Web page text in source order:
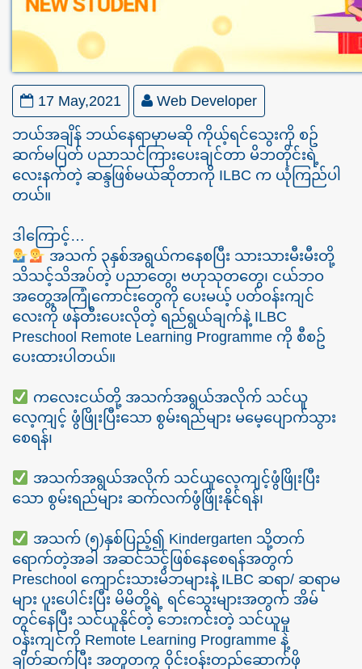
17 May,2021 Web Developer
ဘယ်အချိန် ဘယ်နေရာမှာမဆို ကိုယ့်ရင်သွေးကို စဥ်
ဆက်မပြတ် ပညာသင်ကြားပေးချင်တာ မိဘတိုင်းရဲ့
လေးနက်တဲ့ ဆန္ဒဖြစ်မယ်ဆိုတာကို ILBC က ယုံကြည်ပါ
တယ်။
ဒါကြောင့်…
အသက် ၃နှစ်အရွယ်ကနေစပြီး သားသားမီးမီးတို့
သိသင့်သိအပ်တဲ့ ပညာတွေ၊ ဗဟုသုတတွေ၊ ငယ်ဘဝ
အတွေ့အကြုံကောင်းတွေကို ပေးမယ့် ပတ်ဝန်းကျင်
လေးကို ဖန်တီးပေးလိုတဲ့ ရည်ရွယ်ချက်နဲ့ ILBC
Preschool Remote Learning Programme ကို စီစဥ်
ပေးထားပါတယ်။
ကလေးငယ်တို့ အသက်အရွယ်အလိုက် သင်ယူ
လေ့ကျင့် ဖွံဖြိုးပြီးသော စွမ်းရည်များ မမေ့ပျောက်သွား
စေရန်၊
အသက်အရွယ်အလိုက် သင်ယူလေ့ကျင့်ဖွံဖြိုးပြီး
သော စွမ်းရည်များ ဆက်လက်ဖွံဖြိုးနိုင်ရန်၊
အသက် (၅)နှစ်ပြည့်၍ Kindergarten သို့တက်
ရောက်တဲ့အခါ အဆင်သင့်ဖြစ်နေစေရန်အတွက်
Preschool ကျောင်းသားမိဘများနဲ့ ILBC ဆရာ/ ဆရာမ
များ ပူးပေါင်းပြီး မိမိတို့ရဲ့ ရင်သွေးများအတွက် အိမ်
တွင်နေပြီး သင်ယူနိုင်တဲ့ ဘေးကင်းတဲ့ သင်ယူမှု
ဝန်းကျင်ကို Remote Learning Programme နဲ့
ချိတ်ဆက်ပြီး အတူတကွ ဝိုင်းဝန်းတည်ဆောက်ဖို